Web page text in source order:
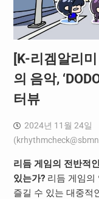
[K-리겜알리
의 음악,
터뷰
2024년 11월 24일
(
리듬 게임의 전반적
있는가? 리듬 게임의
즐길 수 있는 대중적